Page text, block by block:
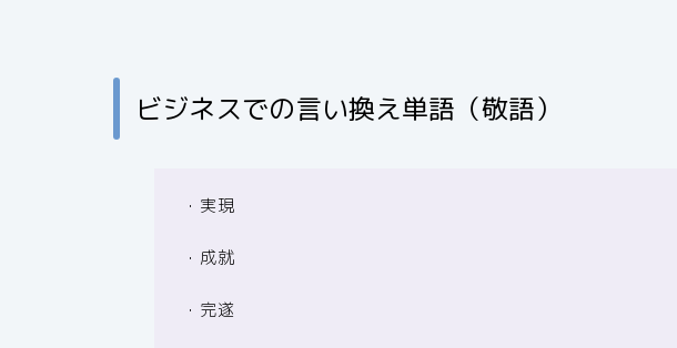
ビジネスでの言い換え単語（敬語）
・実現
・成就
・完遂